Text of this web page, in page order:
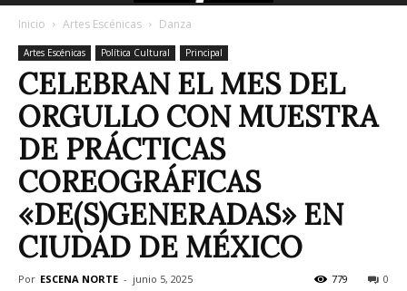
Inicio Artes Escénicas Danza
Artes Escénicas Política Cultural Principal
CELEBRAN EL MES DEL
ORGULLO CON MUESTRA
DE PRÁCTICAS
COREOGRÁFICAS
«DE(S)GENERADAS» EN
CIUDAD DE MÉXICO
Por ESCENA NORTE - junio 5, 2025 0
779